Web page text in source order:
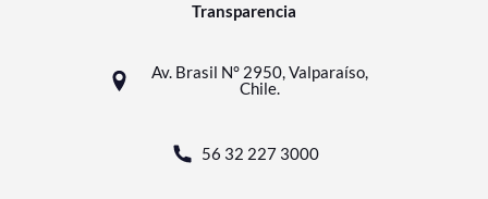
Transparencia
Av. Brasil N° 2950, Valparaíso,
Chile.
56 32 227 3000